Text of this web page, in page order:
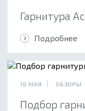
Гарнитура
Подробнее
10 МАЯ ОБЗОРЫ
Подбор